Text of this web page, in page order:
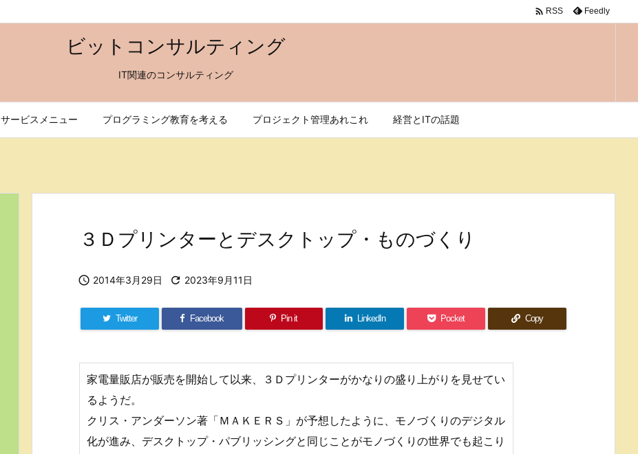
ビットコンサルティング
IT関連のコンサルティング
サービスメニュー プログラミング教育を考える プロジェクト管理あれこれ 経営とITの話題
 RSS Feedly
３Ｄプリンターとデスクトップ・ものづくり
 2014年3月29日  2023年9月11日
Twitter Facebook Pin it LinkedIn Pocket Copy
家電量販店が販売を開始して以来、３Ｄプリンターがかなりの盛り上がりを見せてい
るようだ。
クリス・アンダーソン著「ＭＡＫＥＲＳ」が予想したように、モノづくりのデジタル
化が進み、デスクトップ・パブリッシングと同じことがモノづくりの世界でも起こり